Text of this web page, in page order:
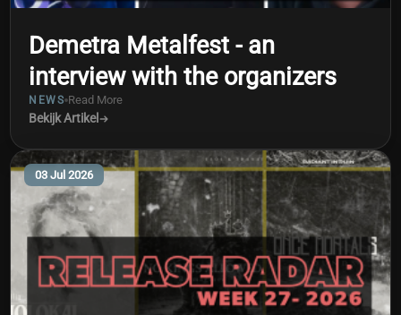
Demetra Metalfest - an
interview with the organizers
NEWS Read More
Bekijk Artikel
03 Jul 2026